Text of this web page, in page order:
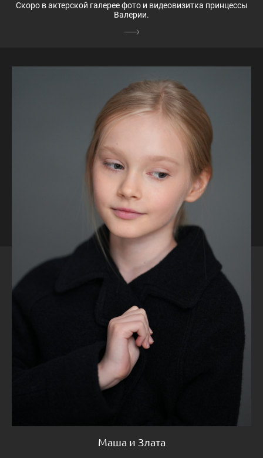
Скоро в актерской галерее фото и видеовизитка принцессы
Валерии.
Маша и Злата